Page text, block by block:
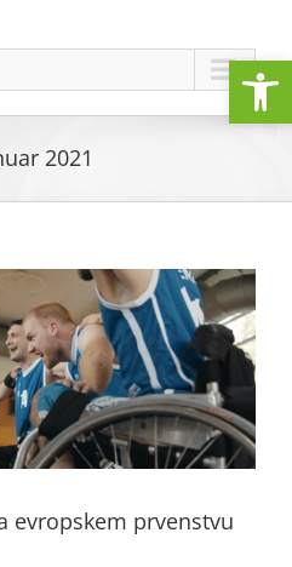
2021
evropskem prvenstvu